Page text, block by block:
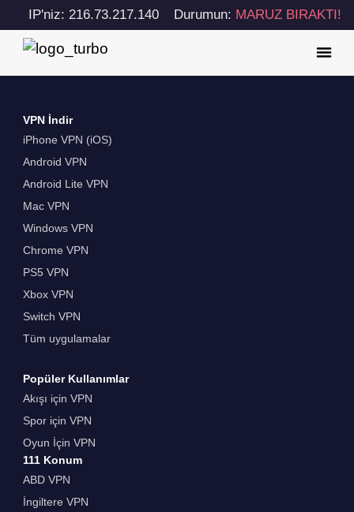
IP'niz: 216.73.217.140 Durumun: MARUZ BIRAKTI!
VPN İndir
iPhone VPN (iOS)
Android VPN
Android Lite VPN
Mac VPN
Windows VPN
Chrome VPN
PS5 VPN
Xbox VPN
Switch VPN
Tüm uygulamalar
Popüler Kullanımlar
Akışı için VPN
Spor için VPN
Oyun İçin VPN
111 Konum
ABD VPN
İngiltere VPN